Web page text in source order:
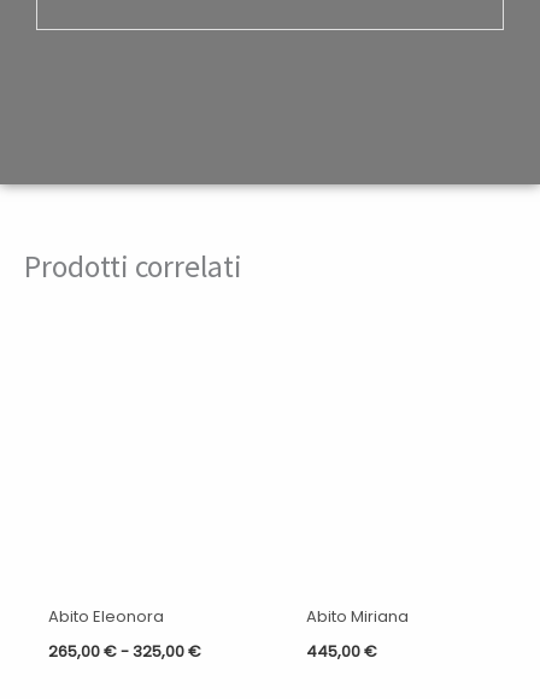
Prodotti correlati
Abito Eleonora
265,00€-325,00€
Abito Miriana
445,00€